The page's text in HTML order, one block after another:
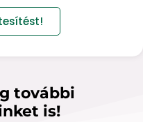
további
is!